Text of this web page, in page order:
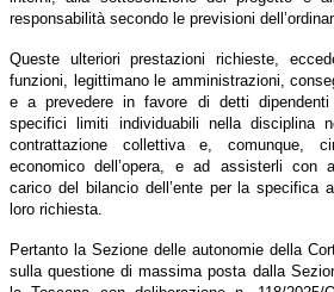
responsabilità secondo le previsioni
Queste ulteriori prestazioni richieste,
funzioni, legittimano le amministrazioni,
e a prevedere in favore di detti dipendenti
specifici limiti individuabili nella disciplina
contrattazione collettiva e, comunque,
economico dell’opera, e ad assisterli con
carico del bilancio dell’ente per la specifica
loro richiesta.
Pertanto la Sezione delle autonomie della
sulla questione di massima posta dalla